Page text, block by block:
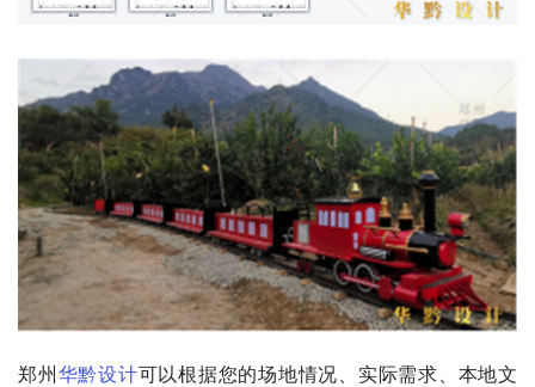
郑州华黔设计可以根据您的场地情况、实际需求、本地文